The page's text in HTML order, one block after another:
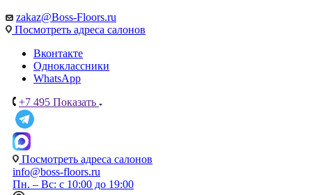
zakaz@Boss-Floors.ru
Посмотреть адреса салонов
Вконтакте
Одноклассники
WhatsApp
+7 495 Показать
Посмотреть адреса салонов
info@boss-floors.ru
Пн. – Вс: с 10:00 до 19:00